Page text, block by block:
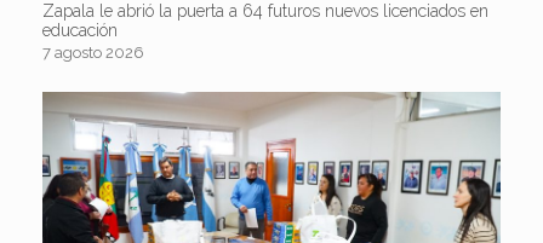
Zapala le abrió la puerta a 64 futuros nuevos licenciados en
educación
7 agosto 2026